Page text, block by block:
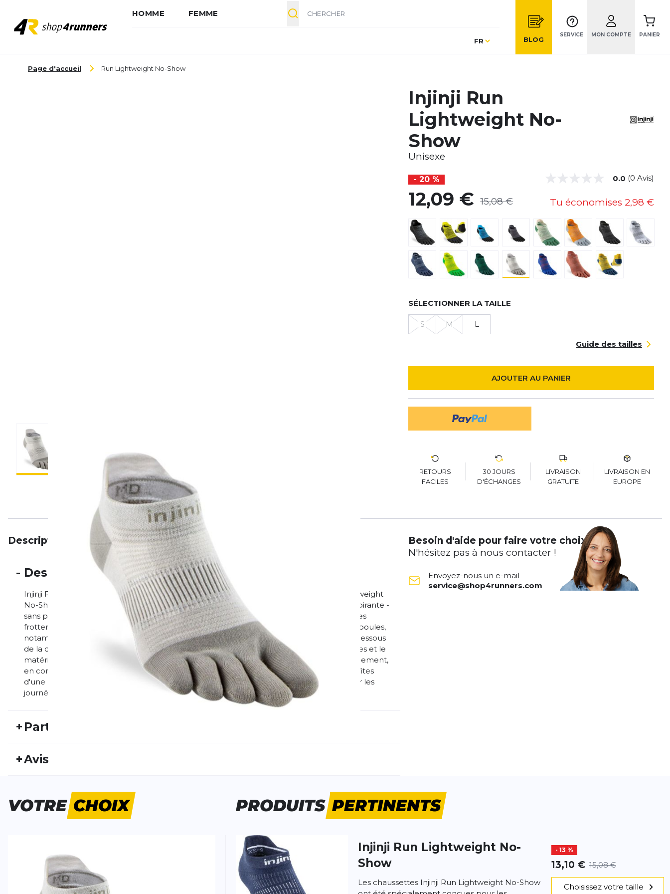
HOMME FEMME
Langue
FR BLOG
SERVICE MON COMPTE PANIER
Page d'accueil Run Lightweight No-Show
Injinji Run
Lightweight No-
Show
Unisexe
- 20 % 0.0 (0 Avis)
12,09 € 15,08 € Tu économises 2,98 €
SÉLECTIONNER LA TAILLE
S M L
Guide des tailles
AJOUTER AU PANIER
RETOURS
FACILES
30 JOURS
D'ÉCHANGES
LIVRAISON
GRATUITE
LIVRAISON EN
EUROPE
Description ParticularitésAvis
- Description
Injinji Run Lightweight No-Show - Minimaliste. Sans bulles d'air. Efficace. L'Injinji Run Lightweight
No-Show est faite pour les coureurs qui préfèrent une sensation de course légère et respirante -
sans pour autant renoncer à la protection. La construction individuelle des orteils réduit les
frottements et assure un écartement naturel des orteils, ce qui contribue à éviter les ampoules,
notamment sur les longues distances. La chaussette est agréablement placée juste en dessous
de la cheville et disparaît presque invisiblement dans la chaussure. Le design sans coutures et le
matériau qui évacue l'humidité gardent tes pieds au frais et au sec - que ce soit à l'entraînement,
en compétition ou lors d'une course tranquille. Avec la Run Lightweight No-Show, tu profites
d'une liberté de mouvement maximale et d'une sensation de course directe. Parfait pour les
journées chaudes et les coureurs minimalistes.
+ Particularités
Genre:
+Avis
Personne n'a évalué ce produit.
ÉCRIS UN AVIS
Run Lightweight No-Show Evaluation du produit
Nom
Besoin d'aide pour faire votre choix ?
N'hésitez pas à nous contacter !
Envoyez-nous un e-mail
service@shop4runners.com
VOTRECHOIX PRODUITSPERTINENTS
Injinji Run Lightweight No-
Show
- 13 %
13,10 € 15,08 €
Les chaussettes Injinji Run Lightweight No-Show
Choisissez votre taille